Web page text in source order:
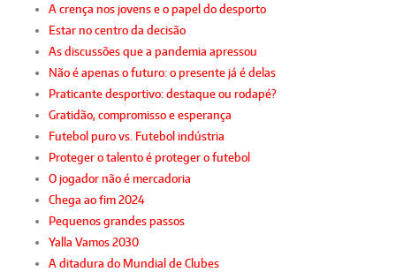
A crença nos jovens e o papel do desporto
Estar no centro da decisão
As discussões que a pandemia apressou
Não é apenas o futuro: o presente já é delas
Praticante desportivo: destaque ou rodapé?
Gratidão, compromisso e esperança
Futebol puro vs. Futebol indústria
Proteger o talento é proteger o futebol
O jogador não é mercadoria
Chega ao fim 2024
Pequenos grandes passos
Yalla Vamos 2030
A ditadura do Mundial de Clubes